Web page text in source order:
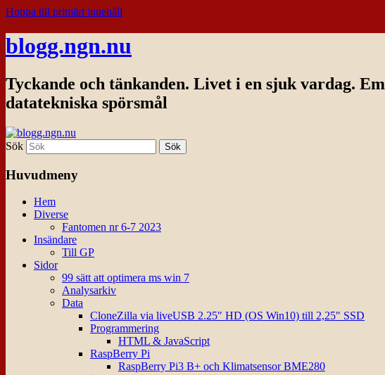
Hoppa till primärt innehåll
blogg.ngn.nu
Tyckande och tänkanden. Livet i en sjuk vardag.
datatekniska spörsmål
Sök
Huvudmeny
Hem
Diverse
Fantomen nr 6-7 2023
Insändare
Till GP
Sidor
99 sätt att optimera ms win 7
Analysarkiv
Data
CloneZilla via liveUSB 2.25″ HD (OS Win10) till 2,25″ SSD
Programmering
HTML & JavaScript
RaspBerry Pi
RaspBerry Pi3 B+ och Klimatsensor BME280